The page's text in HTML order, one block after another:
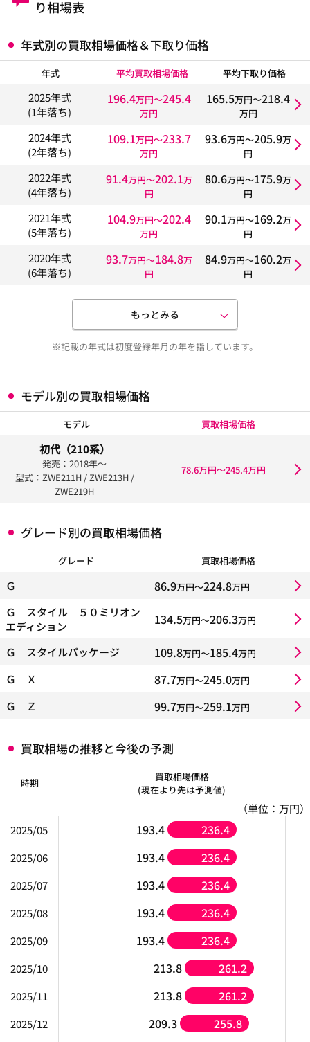
り相場表
年式別の買取相場価格＆下取り価格
年式 平均買取相場価格 平均下取り価格
2025年式
(1年落ち)
196.4万円〜245.4
万円
165.5万円〜218.4
万円
2024年式
(2年落ち)
109.1万円〜233.7
万円
93.6万円〜205.9万
円
2022年式
(4年落ち)
91.4万円〜202.1万
円
80.6万円〜175.9万
円
2021年式
(5年落ち)
104.9万円〜202.4
万円
90.1万円〜169.2万
円
2020年式
(6年落ち)
93.7万円〜184.8万
円
84.9万円〜160.2万
円
もっとみる
※記載の年式は初度登録年月の年を指しています。
モデル別の買取相場価格
モデル 買取相場価格
初代（210系）
発売：2018年〜
型式：ZWE211H / ZWE213H /
ZWE219H
78.6万円〜245.4万円
グレード別の買取相場価格
グレード 買取相場価格
Ｇ 86.9万円〜224.8万円
Ｇ スタイル ５０ミリオン
エディション
134.5万円〜206.3万円
Ｇ スタイルパッケージ 109.8万円〜185.4万円
Ｇ Ｘ 87.7万円〜245.0万円
Ｇ Ｚ 99.7万円〜259.1万円
買取相場の推移と今後の予測
時期
買取相場価格
(現在より先は予測値)
（単位：万円）
2025/05
193.4 236.4
2025/06 193.4 236.4
2025/07 193.4 236.4
2025/08 193.4 236.4
2025/09 193.4 236.4
2025/10 213.8 261.2
2025/11 213.8 261.2
2025/12 209.3 255.8